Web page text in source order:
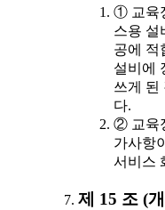
① 교육
스용 설
공에 적
설비에
쓰게 된
다.
② 교육
가사항
서비스
제 15 조 (